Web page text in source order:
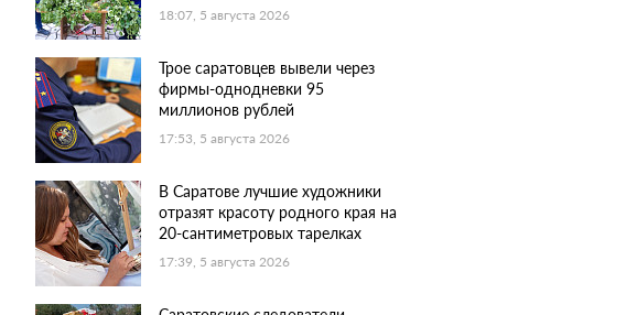
18:07, 5 августа 2026
Трое саратовцев вывели через
фирмы-однодневки 95
миллионов рублей
17:53, 5 августа 2026
В Саратове лучшие художники
отразят красоту родного края на
20-сантиметровых тарелках
17:39, 5 августа 2026